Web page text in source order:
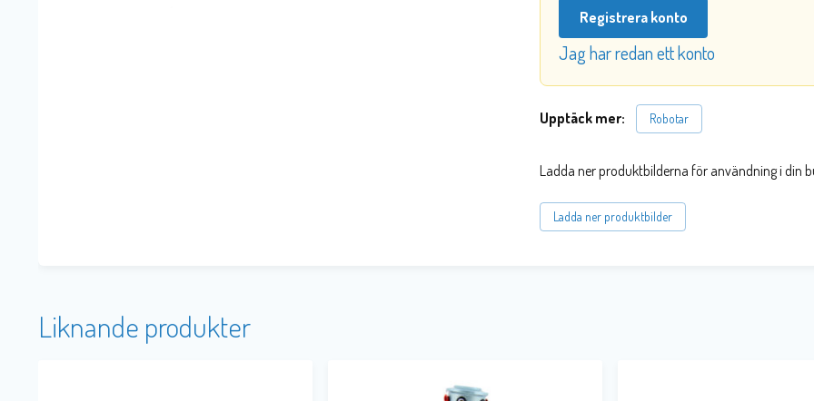
Registrera konto
Jag har redan ett konto
Upptäck mer: Robotar
Ladda ner produktbilderna för användning i din
Ladda ner produktbilder
Liknande produkter